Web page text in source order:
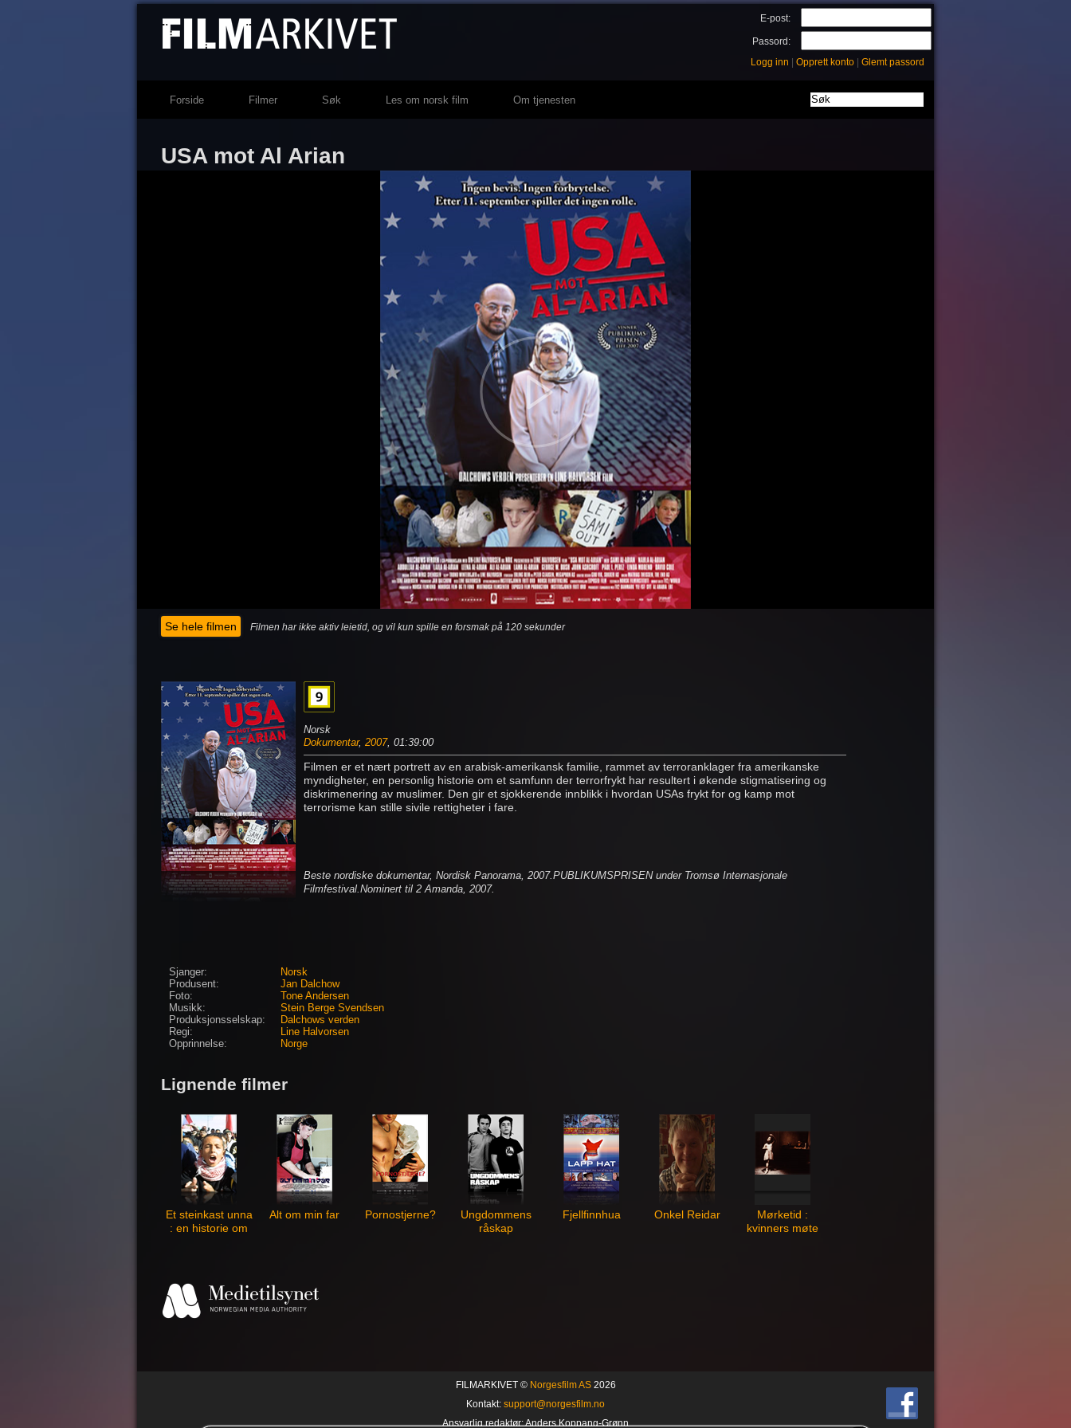
E-post:
Passord:
Logg inn
Opprett konto Glemt passord
Forside Filmer Søk Les om norsk film Om tjenesten
USA mot Al Arian
Se hele filmen Filmen har ikke aktiv leietid, og vil kun spille en forsmak på 120 sekunder
Norsk
Dokumentar, 2007, 01:39:00
Filmen er et nært portrett av en arabisk-amerikansk familie, rammet av terroranklager fra amerikanske
myndigheter, en personlig historie om et samfunn der terrorfrykt har resultert i økende stigmatisering og
diskrimenering av muslimer. Den gir et sjokkerende innblikk i hvordan USAs frykt for og kamp mot
terrorisme kan stille sivile rettigheter i fare.
Beste nordiske dokumentar, Nordisk Panorama, 2007.PUBLIKUMSPRISEN under Tromsø Internasjonale
Filmfestival.Nominert til 2 Amanda, 2007.
Sjanger:
Norsk
Produsent:
Jan Dalchow
Foto:
Tone Andersen
Musikk:
Stein Berge Svendsen
Produksjonsselskap:
Dalchows verden
Regi:
Line Halvorsen
Opprinnelse:
Norge
Lignende filmer
Et steinkast unna
: en historie om
Alt om min far Pornostjerne?
Ungdommens
råskap
Fjellfinnhua Onkel Reidar
Mørketid :
kvinners møte
FILMARKIVET © Norgesfilm AS2026
Kontakt: support@norgesfilm.no
Ansvarlig redaktør: Anders Koppang-Grønn